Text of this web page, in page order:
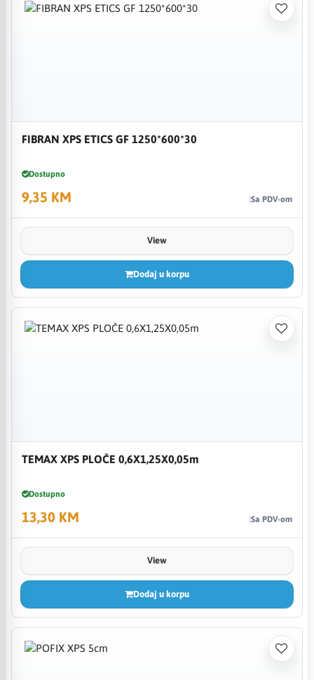
FIBRAN XPS ETICS GF 1250*600*30
Dostupno
9,35 KM Sa PDV-om
View
Dodaj u korpu
TEMAX XPS PLOČE 0,6X1,25X0,05m
Dostupno
13,30 KM Sa PDV-om
View
Dodaj u korpu